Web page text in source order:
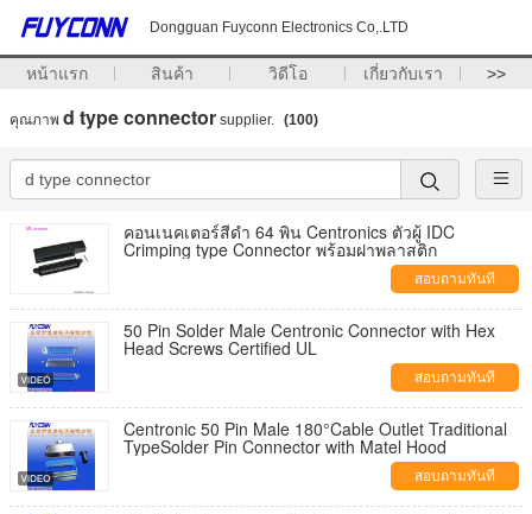
Dongguan Fuyconn Electronics Co,.LTD
หน้าแรก สินค้า วิดีโอ เกี่ยวกับเรา >>
คุณภาพ d type connector supplier. (100)
คอนเนคเตอร์สีดำ 64 พิน Centronics ตัวผู้ IDC
Crimping type Connector พร้อมฝาพลาสติก
สอบถามทันที
50 Pin Solder Male Centronic Connector with Hex
Head Screws Certified UL
สอบถามทันที
Centronic 50 Pin Male 180°Cable Outlet Traditional
TypeSolder Pin Connector with Matel Hood
สอบถามทันที